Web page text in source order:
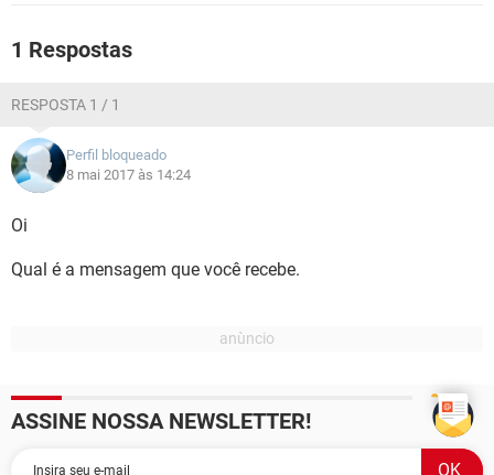
1 Respostas
RESPOSTA 1 / 1
Perfil bloqueado
8 mai 2017 às 14:24
Oi
Qual é a mensagem que você recebe.
ASSINE NOSSA NEWSLETTER!